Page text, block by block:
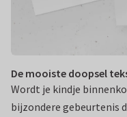
De mooiste doopsel
Wordt je kindje
bijzondere gebeurtenis